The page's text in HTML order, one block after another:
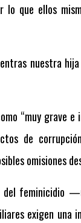
lo que ellos
nuestra
“muy grave e
de
omisiones
del
exigen una